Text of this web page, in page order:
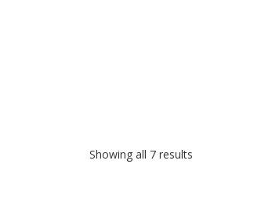
Showing all 7 results